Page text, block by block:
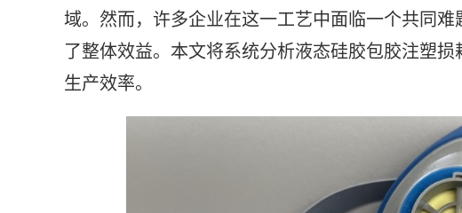
域。然而，许多企业在这一工艺中面临一个共同
了整体效益。本文将系统分析液态硅胶包胶注塑
生产效率。